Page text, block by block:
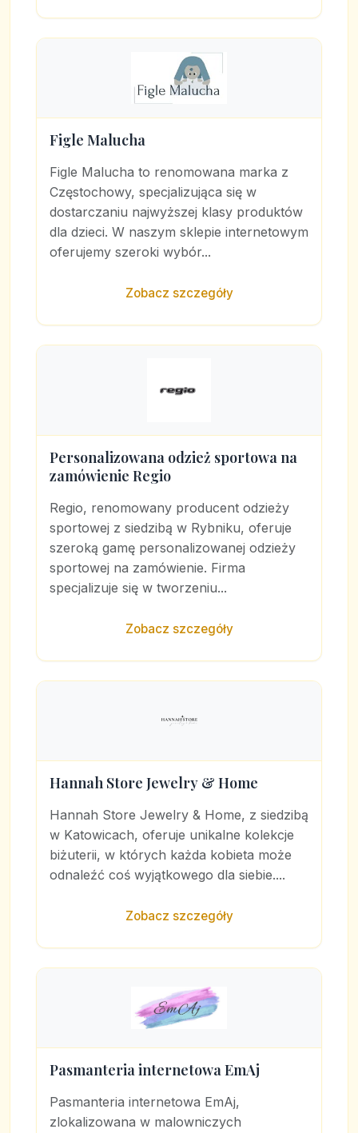
Figle Malucha
Figle Malucha to renomowana marka z
Częstochowy, specjalizująca się w
dostarczaniu najwyższej klasy produktów
dla dzieci. W naszym sklepie internetowym
oferujemy szeroki wybór...
Zobacz szczegóły
Personalizowana odzież sportowa na
zamówienie Regio
Regio, renomowany producent odzieży
sportowej z siedzibą w Rybniku, oferuje
szeroką gamę personalizowanej odzieży
sportowej na zamówienie. Firma
specjalizuje się w tworzeniu...
Zobacz szczegóły
Hannah Store Jewelry & Home
Hannah Store Jewelry & Home, z siedzibą
w Katowicach, oferuje unikalne kolekcje
biżuterii, w których każda kobieta może
odnaleźć coś wyjątkowego dla siebie....
Zobacz szczegóły
Pasmanteria internetowa EmAj
Pasmanteria internetowa EmAj,
zlokalizowana w malowniczych